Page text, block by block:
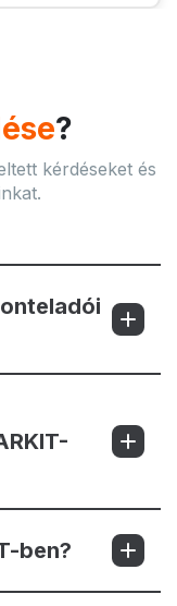
?
kérdéseket és
ben?